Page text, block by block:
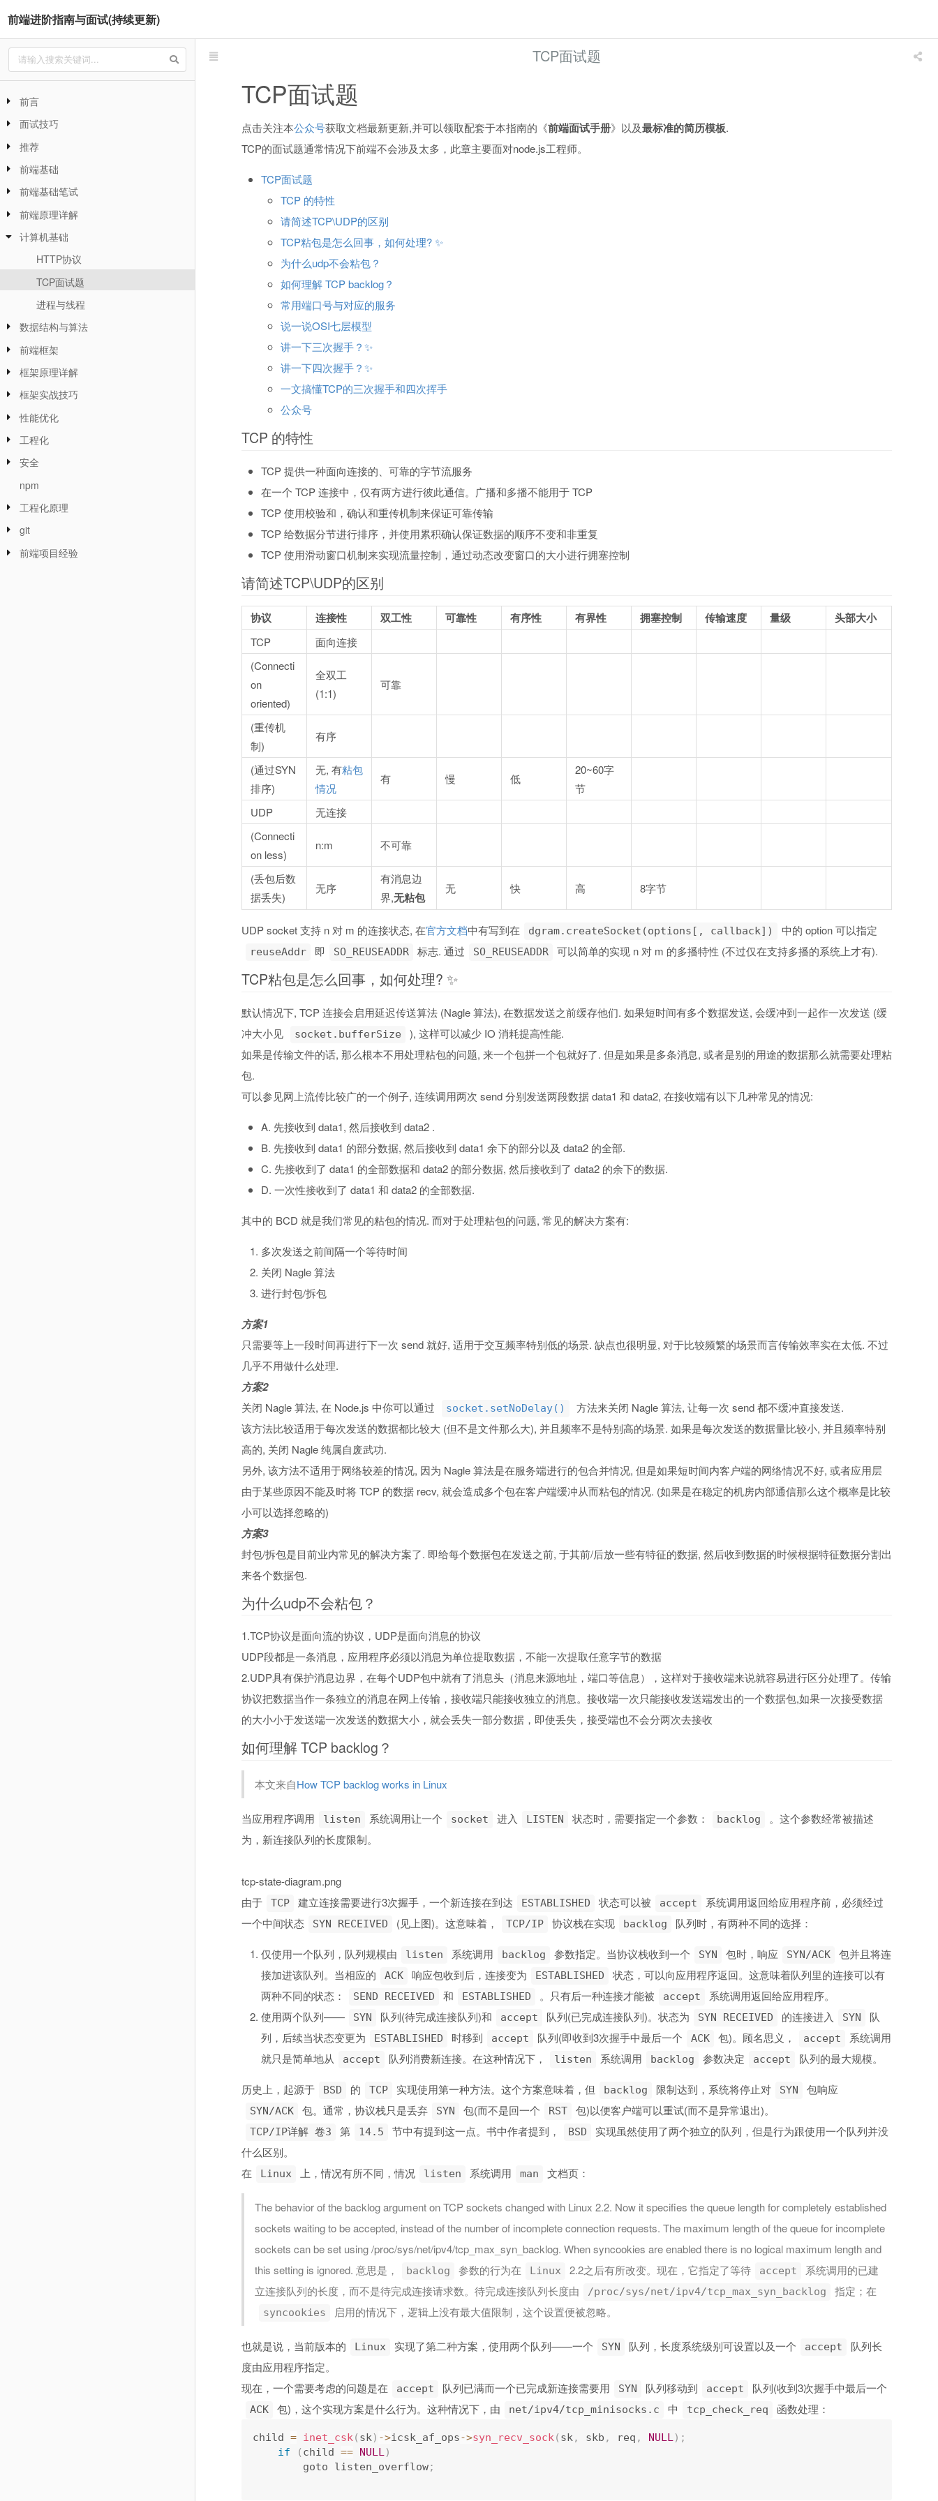
前端进阶指南与面试(持续更新)
前言
面试技巧
推荐
前端基础
前端基础笔试
前端原理详解
计算机基础
HTTP协议
TCP面试题
进程与线程
数据结构与算法
前端框架
框架原理详解
框架实战技巧
性能优化
工程化
安全
npm
工程化原理
git
前端项目经验
TCP面试题
TCP面试题
点击关注本公众号获取文档最新更新,并可以领取配套于本指南的《前端面试手册》以及最标准的简历模板.
TCP的面试题通常情况下前端不会涉及太多，此章主要面对node.js工程师。
TCP面试题
TCP 的特性
请简述TCP\UDP的区别
TCP粘包是怎么回事，如何处理? ✨
为什么udp不会粘包？
如何理解 TCP backlog？
常用端口号与对应的服务
说一说OSI七层模型
讲一下三次握手？✨
讲一下四次握手？✨
一文搞懂TCP的三次握手和四次挥手
公众号
TCP 的特性
TCP 提供一种面向连接的、可靠的字节流服务
在一个 TCP 连接中，仅有两方进行彼此通信。广播和多播不能用于 TCP
TCP 使用校验和，确认和重传机制来保证可靠传输
TCP 给数据分节进行排序，并使用累积确认保证数据的顺序不变和非重复
TCP 使用滑动窗口机制来实现流量控制，通过动态改变窗口的大小进行拥塞控制
请简述TCP\UDP的区别
协议 连接性 双工性 可靠性 有序性 有界性 拥塞控制 传输速度 量级 头部大小
TCP
面向连接
(Connecti
on
oriented)
全双工
(1:1)
可靠
(重传机
制)
有序
(通过SYN
排序)
无, 有粘包
情况
有 慢 低
20~60字
节
UDP
无连接
(Connecti
on less)
n:m 不可靠
(丢包后数
据丢失)
无序
有消息边
界,无粘包
无 快 高 8字节
UDP socket 支持 n 对 m 的连接状态, 在官方文档中有写到在 dgram.createSocket(options[, callback]) 中的 option 可以指定
reuseAddr 即 SO_REUSEADDR 标志. 通过 SO_REUSEADDR 可以简单的实现 n 对 m 的多播特性 (不过仅在支持多播的系统上才有).
TCP粘包是怎么回事，如何处理? ✨
默认情况下, TCP 连接会启用延迟传送算法 (Nagle 算法), 在数据发送之前缓存他们. 如果短时间有多个数据发送, 会缓冲到一起作一次发送 (缓
冲大小见
socket.bufferSize
), 这样可以减少 IO 消耗提高性能.
如果是传输文件的话, 那么根本不用处理粘包的问题, 来一个包拼一个包就好了. 但是如果是多条消息, 或者是别的用途的数据那么就需要处理粘
包.
可以参见网上流传比较广的一个例子, 连续调用两次 send 分别发送两段数据 data1 和 data2, 在接收端有以下几种常见的情况:
A. 先接收到 data1, 然后接收到 data2 .
B. 先接收到 data1 的部分数据, 然后接收到 data1 余下的部分以及 data2 的全部.
C. 先接收到了 data1 的全部数据和 data2 的部分数据, 然后接收到了 data2 的余下的数据.
D. 一次性接收到了 data1 和 data2 的全部数据.
其中的 BCD 就是我们常见的粘包的情况. 而对于处理粘包的问题, 常见的解决方案有:
多次发送之前间隔一个等待时间
关闭 Nagle 算法
进行封包/拆包
方案1
只需要等上一段时间再进行下一次 send 就好, 适用于交互频率特别低的场景. 缺点也很明显, 对于比较频繁的场景而言传输效率实在太低. 不过
几乎不用做什么处理.
方案2
关闭 Nagle 算法, 在 Node.js 中你可以通过 socket.setNoDelay()
方法来关闭 Nagle 算法, 让每一次 send 都不缓冲直接发送.
该方法比较适用于每次发送的数据都比较大 (但不是文件那么大), 并且频率不是特别高的场景. 如果是每次发送的数据量比较小, 并且频率特别
高的, 关闭 Nagle 纯属自废武功.
另外, 该方法不适用于网络较差的情况, 因为 Nagle 算法是在服务端进行的包合并情况, 但是如果短时间内客户端的网络情况不好, 或者应用层
由于某些原因不能及时将 TCP 的数据 recv, 就会造成多个包在客户端缓冲从而粘包的情况. (如果是在稳定的机房内部通信那么这个概率是比较
小可以选择忽略的)
方案3
封包/拆包是目前业内常见的解决方案了. 即给每个数据包在发送之前, 于其前/后放一些有特征的数据, 然后收到数据的时候根据特征数据分割出
来各个数据包.
为什么udp不会粘包？
1.TCP协议是面向流的协议，UDP是面向消息的协议
UDP段都是一条消息，应用程序必须以消息为单位提取数据，不能一次提取任意字节的数据
2.UDP具有保护消息边界，在每个UDP包中就有了消息头（消息来源地址，端口等信息），这样对于接收端来说就容易进行区分处理了。传输
协议把数据当作一条独立的消息在网上传输，接收端只能接收独立的消息。接收端一次只能接收发送端发出的一个数据包,如果一次接受数据
的大小小于发送端一次发送的数据大小，就会丢失一部分数据，即使丢失，接受端也不会分两次去接收
如何理解 TCP backlog？
本文来自How TCP backlog works in Linux
当应用程序调用 listen 系统调用让一个 socket 进入 LISTEN 状态时，需要指定一个参数： backlog
。这个参数经常被描述
为，新连接队列的长度限制。
tcp-state-diagram.png
由于
TCP 建立连接需要进行3次握手，一个新连接在到达 ESTABLISHED 状态可以被 accept
系统调用返回给应用程序前，必须经过
一个中间状态
SYN RECEIVED (见上图)。这意味着， TCP/IP 协议栈在实现 backlog 队列时，有两种不同的选择：
仅使用一个队列，队列规模由 listen 系统调用 backlog 参数指定。当协议栈收到一个 SYN 包时，响应 SYN/ACK
包并且将连
接加进该队列。当相应的
ACK 响应包收到后，连接变为 ESTABLISHED
状态，可以向应用程序返回。这意味着队列里的连接可以有
两种不同的状态：
SEND RECEIVED 和 ESTABLISHED 。只有后一种连接才能被 accept
系统调用返回给应用程序。
使用两个队列——
SYN 队列(待完成连接队列)和 accept 队列(已完成连接队列)。状态为 SYN RECEIVED 的连接进入 SYN
队
列，后续当状态变更为
ESTABLISHED 时移到 accept 队列(即收到3次握手中最后一个 ACK 包)。顾名思义， accept
系统调用
就只是简单地从
accept 队列消费新连接。在这种情况下， listen 系统调用 backlog 参数决定 accept 队列的最大规模。
历史上，起源于 BSD 的 TCP 实现使用第一种方法。这个方案意味着，但 backlog 限制达到，系统将停止对 SYN 包响应
SYN/ACK 包。通常，协议栈只是丢弃 SYN 包(而不是回一个 RST 包)以便客户端可以重试(而不是异常退出)。
TCP/IP详解 卷3 第 14.5 节中有提到这一点。书中作者提到， BSD
实现虽然使用了两个独立的队列，但是行为跟使用一个队列并没
什么区别。
在
Linux 上，情况有所不同，情况 listen 系统调用 man 文档页：
The behavior of the backlog argument on TCP sockets changed with Linux 2.2. Now it specifies the queue length for completely established
sockets waiting to be accepted, instead of the number of incomplete connection requests. The maximum length of the queue for incomplete
sockets can be set using /proc/sys/net/ipv4/tcp_max_syn_backlog. When syncookies are enabled there is no logical maximum length and
this setting is ignored. 意思是，
backlog 参数的行为在 Linux 2.2之后有所改变。现在，它指定了等待 accept
系统调用的已建
立连接队列的长度，而不是待完成连接请求数。待完成连接队列长度由
/proc/sys/net/ipv4/tcp_max_syn_backlog 指定；在
syncookies 启用的情况下，逻辑上没有最大值限制，这个设置便被忽略。
也就是说，当前版本的 Linux 实现了第二种方案，使用两个队列——一个 SYN 队列，长度系统级别可设置以及一个 accept
队列长
度由应用程序指定。
现在，一个需要考虑的问题是在
accept 队列已满而一个已完成新连接需要用 SYN 队列移动到 accept 队列(收到3次握手中最后一个
ACK 包)，这个实现方案是什么行为。这种情况下，由 net/ipv4/tcp_minisocks.c 中 tcp_check_req 函数处理：
child = inet_csk( sk) ->icsk_af_ops->syn_recv_sock( sk, skb , req , NULL) ;
if
( child == NULL)
        goto listen_overflow
;